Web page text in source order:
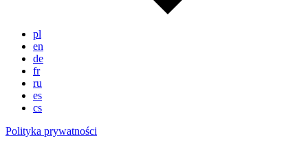
pl
en
de
fr
ru
es
cs
Polityka prywatności